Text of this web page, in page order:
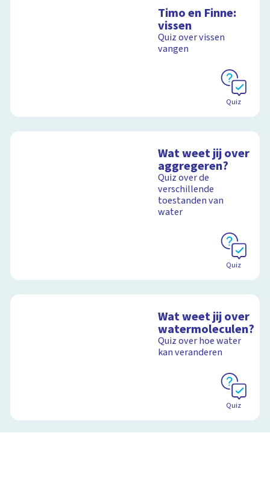
Timo en Finne:
vissen
Quiz over vissen
vangen
Quiz
Wat weet jij over
aggregeren?
Quiz over de
verschillende
toestanden van
water
Quiz
Wat weet jij over
watermoleculen?
Quiz over hoe water
kan veranderen
Quiz